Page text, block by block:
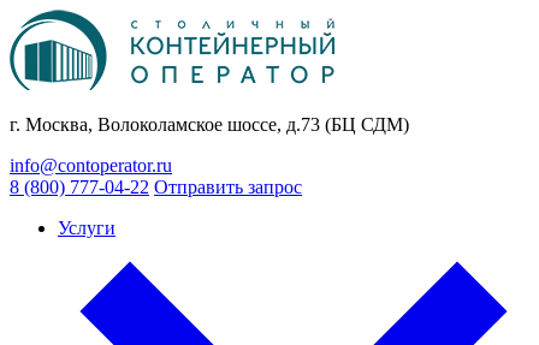
г. Москва, Волоколамское шоссе, д.73 (БЦ СДМ)
info@contoperator.ru
8 (800) 777-04-22 Отправить запрос
Услуги